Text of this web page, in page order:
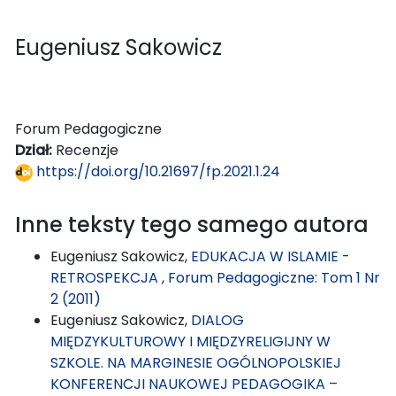
Eugeniusz Sakowicz
Forum Pedagogiczne
Dział: Recenzje
https://doi.org/10.21697/fp.2021.1.24
Inne teksty tego samego autora
Eugeniusz Sakowicz, EDUKACJA W ISLAMIE -
RETROSPEKCJA , Forum Pedagogiczne: Tom 1 Nr
2 (2011)
Eugeniusz Sakowicz, DIALOG
MIĘDZYKULTUROWY I MIĘDZYRELIGIJNY W
SZKOLE. NA MARGINESIE OGÓLNOPOLSKIEJ
KONFERENCJI NAUKOWEJ PEDAGOGIKA –